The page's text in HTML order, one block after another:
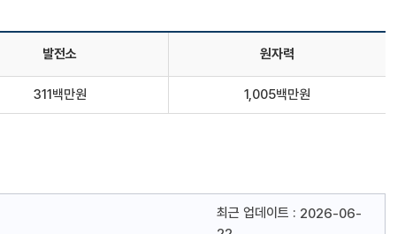
발전소 원자력
311백만원 1,005백만원
최근 업데이트 : 2026-06-